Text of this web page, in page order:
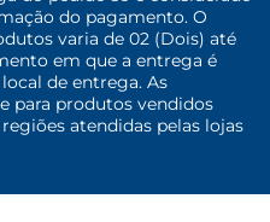
do pagamento. O
varia de 02 (Dois) até
em que a entrega é
de entrega. As
para produtos vendidos
atendidas pelas lojas